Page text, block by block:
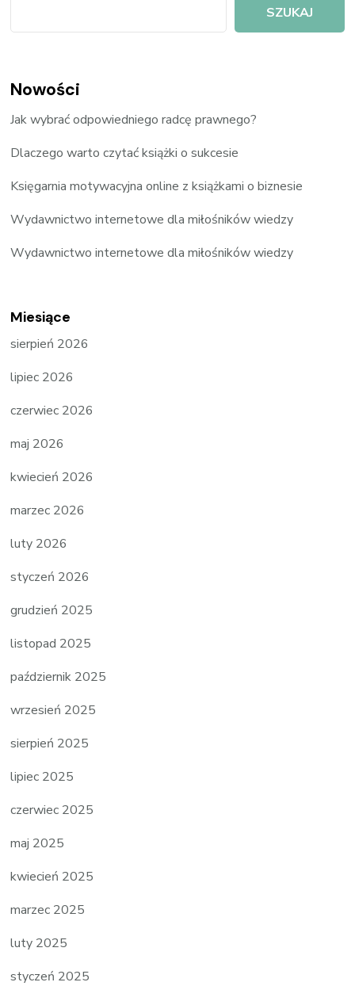
SZUKAJ
Nowości
Jak wybrać odpowiedniego radcę prawnego?
Dlaczego warto czytać książki o sukcesie
Księgarnia motywacyjna online z książkami o biznesie
Wydawnictwo internetowe dla miłośników wiedzy
Wydawnictwo internetowe dla miłośników wiedzy
Miesiące
sierpień 2026
lipiec 2026
czerwiec 2026
maj 2026
kwiecień 2026
marzec 2026
luty 2026
styczeń 2026
grudzień 2025
listopad 2025
październik 2025
wrzesień 2025
sierpień 2025
lipiec 2025
czerwiec 2025
maj 2025
kwiecień 2025
marzec 2025
luty 2025
styczeń 2025